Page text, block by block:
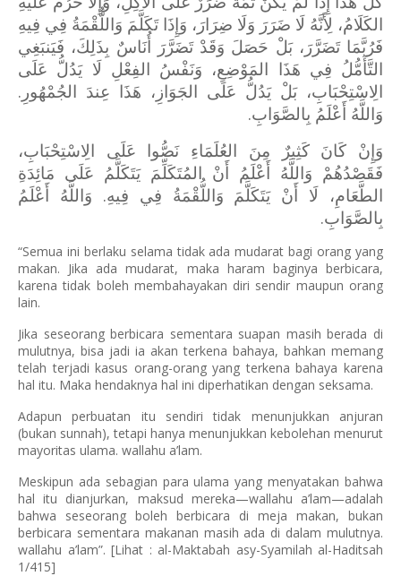
الكَلَامُ، لِأَنَّهُ لَا ضَرَرَ وَلَا ضِرَارَ، وَإِذَا تَكَلَّمَ وَاللُّقْمَةُ فِي فِيهِ
فَرُبَّمَا تَضَرَّرَ، بَلْ حَصَلَ وَقَدْ تَضَرَّرَ أُنَاسٌ بِذَلِكَ، فَيَنبَغِي
التَّأَمُّلُ فِي هَذَا المَوْضِعِ، وَنَفْسُ الفِعْلِ لَا يَدُلُّ عَلَى
الِاسْتِحْبَابِ، بَلْ يَدُلُّ عَلَى الجَوَازِ، هَذَا عِندَ الجُمْهُورِ.
وَاللَّهُ أَعْلَمُ بِالصَّوَابِ.
وَإِنْ كَانَ كَثِيرٌ مِنَ العُلَمَاءِ نَصُّوا عَلَى الِاسْتِحْبَابِ،
فَقَصْدُهُمْ وَاللَّهُ أَعْلَمُ أَنْ المُتَكَلِّمَ يَتَكَلَّمُ عَلَى مَائِدَةِ
الطَّعَامِ، لَا أَنْ يَتَكَلَّمَ وَاللُّقْمَةُ فِي فِيهِ. وَاللَّهُ أَعْلَمُ
بِالصَّوَابِ.
“Semua ini berlaku selama tidak ada mudarat bagi orang yang
makan. Jika ada mudarat, maka haram baginya berbicara,
karena tidak boleh membahayakan diri sendir maupun orang
lain.
Jika seseorang berbicara sementara suapan masih berada di
mulutnya, bisa jadi ia akan terkena bahaya, bahkan memang
telah terjadi kasus orang-orang yang terkena bahaya karena
hal itu. Maka hendaknya hal ini diperhatikan dengan seksama.
Adapun perbuatan itu sendiri tidak menunjukkan anjuran
(bukan sunnah), tetapi hanya menunjukkan kebolehan menurut
mayoritas ulama. wallahu a’lam.
Meskipun ada sebagian para ulama yang menyatakan bahwa
hal itu dianjurkan, maksud mereka—wallahu a’lam—adalah
bahwa seseorang boleh berbicara di meja makan, bukan
berbicara sementara makanan masih ada di dalam mulutnya.
wallahu a’lam”. [Lihat : al-Maktabah asy-Syamilah al-Haditsah
1/415]